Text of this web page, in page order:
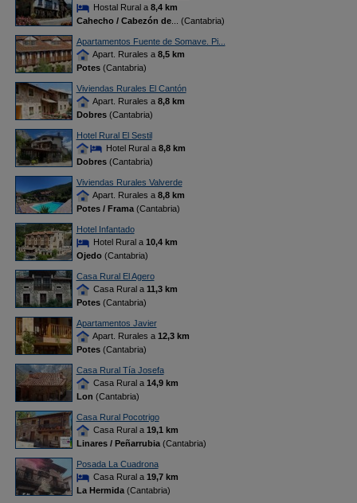
Hostal Rural a 8,4 km
Cahecho / Cabezón de... (Cantabria)
Apartamentos Fuente de Somave. Pi...
Apart. Rurales a 8,5 km
Potes(Cantabria)
Viviendas Rurales El Cantón
Apart. Rurales a 8,8 km
Dobres(Cantabria)
Hotel Rural El Sestil
Hotel Rural a 8,8 km
Dobres(Cantabria)
Viviendas Rurales Valverde
Apart. Rurales a 8,8 km
Potes / Frama(Cantabria)
Hotel Infantado
Hotel Rural a 10,4 km
Ojedo(Cantabria)
Casa Rural El Agero
Casa Rural a 11,3 km
Potes(Cantabria)
Apartamentos Javier
Apart. Rurales a 12,3 km
Potes(Cantabria)
Casa Rural Tía Josefa
Casa Rural a 14,9 km
Lon (Cantabria)
Casa Rural Pocotrigo
Casa Rural a 19,1 km
Linares / Peñarrubia(Cantabria)
Posada La Cuadrona
Casa Rural a 19,7 km
La Hermida(Cantabria)